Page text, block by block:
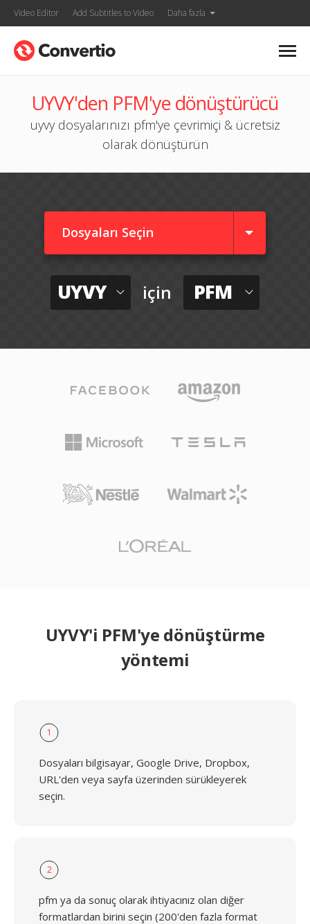
Video Editor Add Subtitles to Video Daha fazla
UYVY'den PFM'ye dönüştürücü
uyvy dosyalarınızı pfm'ye çevrimiçi & ücretsiz
olarak dönüştürün
Dosyaları Seçin
UYVY için PFM
UYVY'i PFM'ye dönüştürme
yöntemi
1
Dosyaları bilgisayar, Google Drive, Dropbox,
URL'den veya sayfa üzerinden sürükleyerek
seçin.
2
pfm ya da sonuç olarak ihtiyacınız olan diğer
formatlardan birini seçin (200'den fazla format